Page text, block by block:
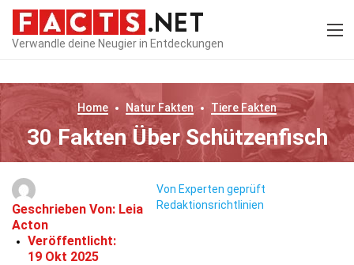
Verwandle deine Neugier in Entdeckungen
Home Natur Fakten Tiere Fakten
30 Fakten Über Schützenfisch
Geschrieben Von: Leia
Acton
Veröffentlicht:
19 Okt 2025
Von Experten geprüft
Redaktionsrichtlinien